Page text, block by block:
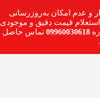
و عدم امکان به‌روزرسانی
قیمت دقیق و موجودی
09960030618 تماس حاصل